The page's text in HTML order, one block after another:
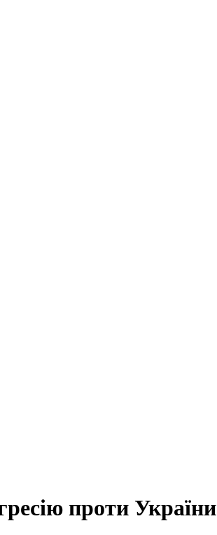
проти України